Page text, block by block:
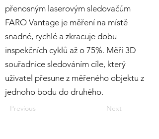
přenosným laserovým sledovačům
FARO Vantage je měření na místě
snadné, rychlé a zkracuje dobu
inspekčních cyklů až o 75%. Měří 3D
souřadnice sledováním cíle, který
uživatel přesune z měřeného objektu z
jednoho bodu do druhého.
Previous Next